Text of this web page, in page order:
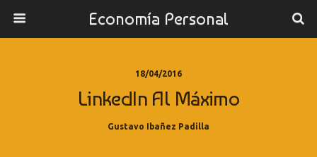
Economía Personal
18/04/2016
LinkedIn Al Máximo
Gustavo Ibañez Padilla